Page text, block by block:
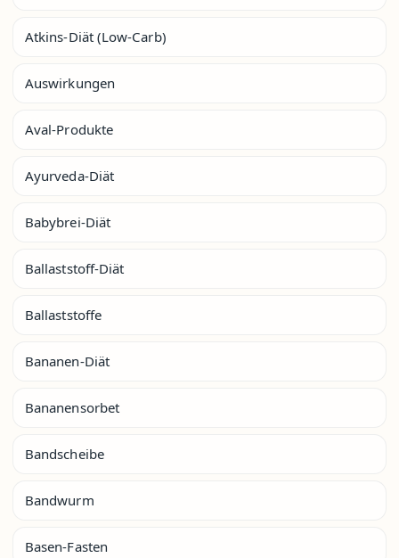
Atkins-Diät (Low-Carb)
Auswirkungen
Aval-Produkte
Ayurveda-Diät
Babybrei-Diät
Ballaststoff-Diät
Ballaststoffe
Bananen-Diät
Bananensorbet
Bandscheibe
Bandwurm
Basen-Fasten